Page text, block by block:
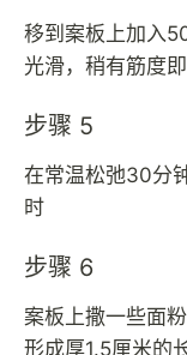
移到案板上加入
光滑，稍有筋度
步骤 5
在常温松弛30分
时
步骤 6
案板上撒一些面
形成厚1.5厘米的